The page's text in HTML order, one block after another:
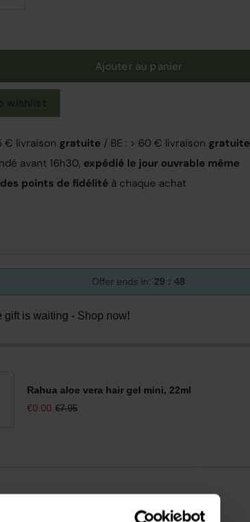
Ajouter au panier
€ livraison gratuite / BE : > 60 € livraison gratuite
avant 16h30, expédié le jour ouvrable même
des points de fidélité à chaque achat
Offer ends in: 29 : 47
gift is waiting - Shop now!
Rahua aloe vera hair gel mini, 22ml
€0.00 €7.95